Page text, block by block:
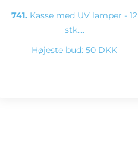
741. Kasse med UV lamper - 12
stk.…
Højeste bud: 50 DKK